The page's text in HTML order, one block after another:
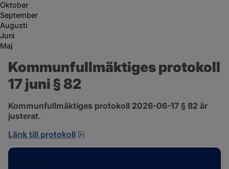
Oktober
September
Augusti
Juni
Maj
Kommunfullmäktiges protokoll
17 juni § 82
Kommunfullmäktiges protokoll 2026-06-17 § 82 är
justerat.
Länk till protokoll